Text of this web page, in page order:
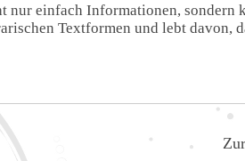
einfach Informationen, sondern
Textformen und lebt davon,